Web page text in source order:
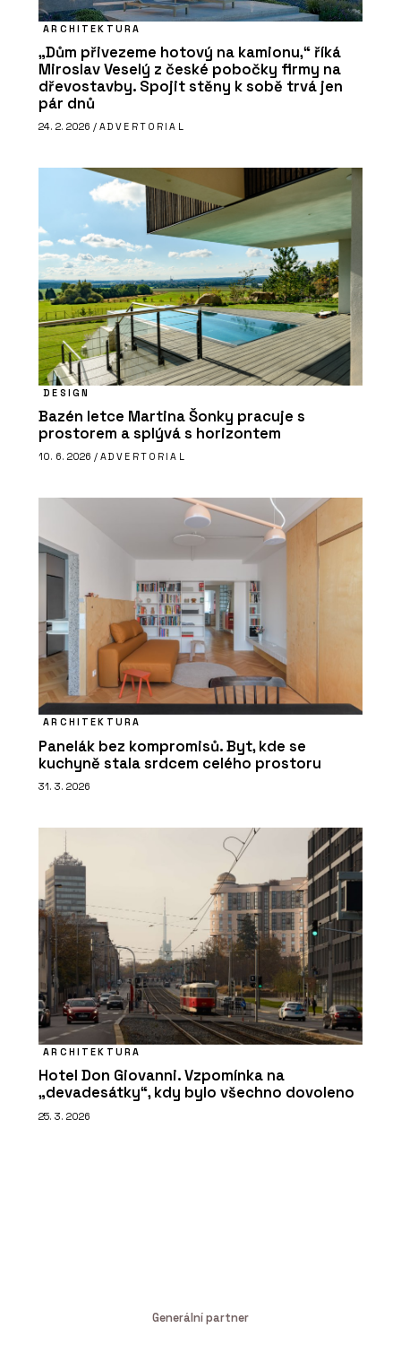
ARCHITEKTURA
„Dům přivezeme hotový na kamionu,“ říká
Miroslav Veselý z české pobočky firmy na
dřevostavby. Spojit stěny k sobě trvá jen
pár dnů
24. 2. 2026 / ADVERTORIAL
DESIGN
Bazén letce Martina Šonky pracuje s
prostorem a splývá s horizontem
10. 6. 2026 / ADVERTORIAL
ARCHITEKTURA
Panelák bez kompromisů. Byt, kde se
kuchyně stala srdcem celého prostoru
31. 3. 2026
ARCHITEKTURA
Hotel Don Giovanni. Vzpomínka na
„devadesátky“, kdy bylo všechno dovoleno
25. 3. 2026
Generální partner